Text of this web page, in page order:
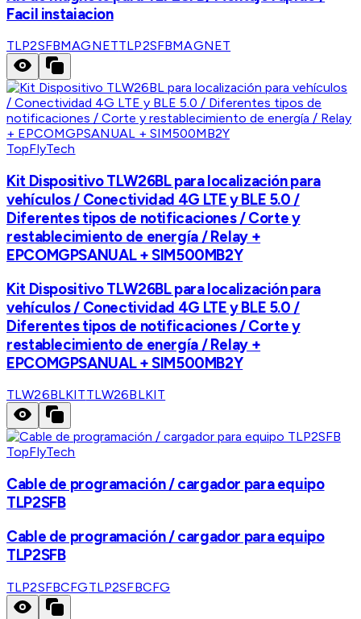
Facil instaiacion
TLP2SFBMAGNETTLP2SFBMAGNET
TopFlyTech
Kit Dispositivo TLW26BL para localización para
vehículos / Conectividad 4G LTE y BLE 5.0 /
Diferentes tipos de notificaciones / Corte y
restablecimiento de energía / Relay +
EPCOMGPSANUAL + SIM500MB2Y
Kit Dispositivo TLW26BL para localización para
vehículos / Conectividad 4G LTE y BLE 5.0 /
Diferentes tipos de notificaciones / Corte y
restablecimiento de energía / Relay +
EPCOMGPSANUAL + SIM500MB2Y
TLW26BLKITTLW26BLKIT
TopFlyTech
Cable de programación / cargador para equipo
TLP2SFB
Cable de programación / cargador para equipo
TLP2SFB
TLP2SFBCFGTLP2SFBCFG